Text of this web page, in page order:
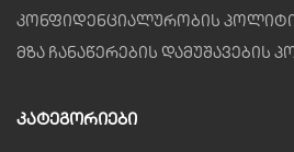
კონფიდენციალურობის
მზა ჩანაწერების დამუშავების
Კატეგორიები